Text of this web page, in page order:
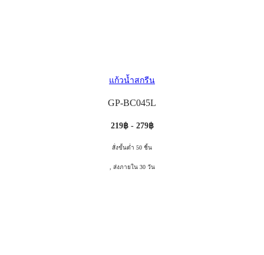
แก้วน้ำสกรีน
GP-BC045L
219฿ - 279฿
สั่งขั้นต่ำ 50 ชิ้น
, ส่งภายใน 30 วัน